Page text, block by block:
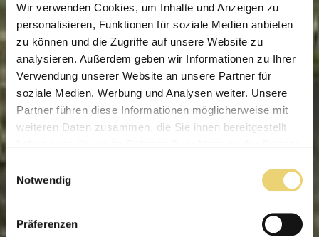
Wir verwenden Cookies, um Inhalte und Anzeigen zu
personalisieren, Funktionen für soziale Medien anbieten
zu können und die Zugriffe auf unsere Website zu
analysieren. Außerdem geben wir Informationen zu Ihrer
Verwendung unserer Website an unsere Partner für
soziale Medien, Werbung und Analysen weiter. Unsere
Partner führen diese Informationen möglicherweise mit
weiteren Daten zusammen, die Sie ihnen bereitgestellt
Notwendig
Präferenzen